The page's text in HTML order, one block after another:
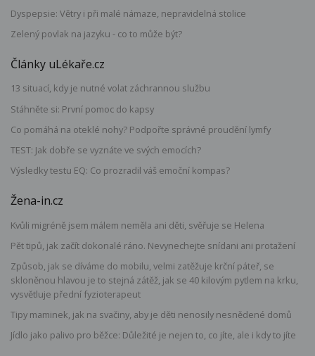
Dyspepsie: Větry i při malé námaze, nepravidelná stolice
Zelený povlak na jazyku - co to může být?
Články uLékaře.cz
13 situací, kdy je nutné volat záchrannou službu
Stáhněte si: První pomoc do kapsy
Co pomáhá na oteklé nohy? Podpořte správné proudění lymfy
TEST: Jak dobře se vyznáte ve svých emocích?
Výsledky testu EQ: Co prozradil váš emoční kompas?
Žena-in.cz
Kvůli migréně jsem málem neměla ani děti, svěřuje se Helena
Pět tipů, jak začít dokonalé ráno. Nevynechejte snídani ani protažení
Způsob, jak se díváme do mobilu, velmi zatěžuje krční páteř, se
skloněnou hlavou je to stejná zátěž, jak se 40 kilovým pytlem na krku,
vysvětluje přední fyzioterapeut
Tipy maminek, jak na svačiny, aby je děti nenosily nesnědené domů
Jídlo jako palivo pro běžce: Důležité je nejen to, co jíte, ale i kdy to jíte